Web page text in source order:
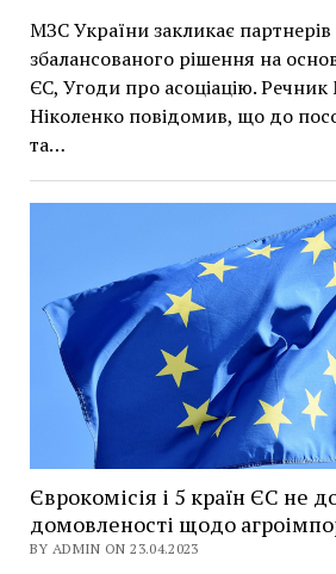
МЗС України закликає
збалансованого рішення на
ЄС, Угоди про асоціацію.
Ніколенко повідомив, що до
та…
Єврокомісія і 5 країн ЄС не
домовленості щодо
BY ADMIN ON 23.04.2023